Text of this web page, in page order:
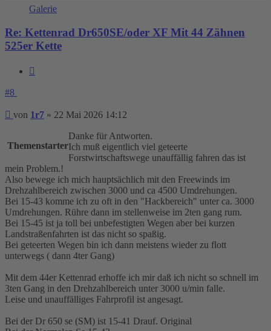
Galerie
Re: Kettenrad Dr650SE/oder XF Mit 44 Zähnen
525er Kette
#8
Beitrag
von 1r7 » 22 Mai 2026 14:12
Themenstarter
Danke für Antworten.
Ich muß eigentlich viel geteerte
Forstwirtschaftswege unauffällig fahren das ist
mein Problem.!
Also bewege ich mich hauptsächlich mit den Freewinds im
Drehzahlbereich zwischen 3000 und ca 4500 Umdrehungen.
Bei 15-43 komme ich zu oft in den "Hackbereich" unter ca. 3000
Umdrehungen. Rühre dann im stellenweise im 2ten gang rum.
Bei 15-45 ist ja toll bei unbefestigten Wegen aber bei kurzen
Landstraßenfahrten ist das nicht so spaßig.
Bei geteerten Wegen bin ich dann meistens wieder zu flott
unterwegs ( dann 4ter Gang)
Mit dem 44er Kettenrad erhoffe ich mir daß ich nicht so schnell im
3ten Gang in den Drehzahlbereich unter 3000 u/min falle.
Leise und unauffälliges Fahrprofil ist angesagt.
Bei der Dr 650 se (SM) ist 15-41 Drauf. Original